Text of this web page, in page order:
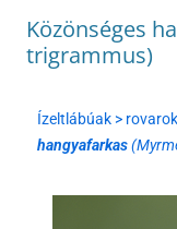
Közönséges
trigrammus)
Ízeltlábúak >
hangyafarkas